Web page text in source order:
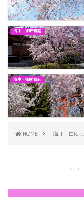
洛中・御所周辺
洛中・御所周辺
HOME 洛北・仁和